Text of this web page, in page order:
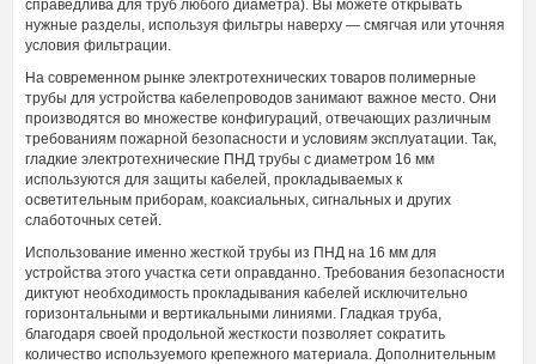
справедлива для труб любого диаметра). Вы можете открывать
нужные разделы, используя фильтры наверху — смягчая или уточняя
условия фильтрации.
На современном рынке электротехнических товаров полимерные
трубы для устройства кабелепроводов занимают важное место. Они
производятся во множестве конфигураций, отвечающих различным
требованиям пожарной безопасности и условиям эксплуатации. Так,
гладкие электротехнические ПНД трубы с диаметром 16 мм
используются для защиты кабелей, прокладываемых к
осветительным приборам, коаксиальных, сигнальных и других
слаботочных сетей.
Использование именно жесткой трубы из ПНД на 16 мм для
устройства этого участка сети оправданно. Требования безопасности
диктуют необходимость прокладывания кабелей исключительно
горизонтальными и вертикальными линиями. Гладкая труба,
благодаря своей продольной жесткости позволяет сократить
количество используемого крепежного материала. Дополнительным